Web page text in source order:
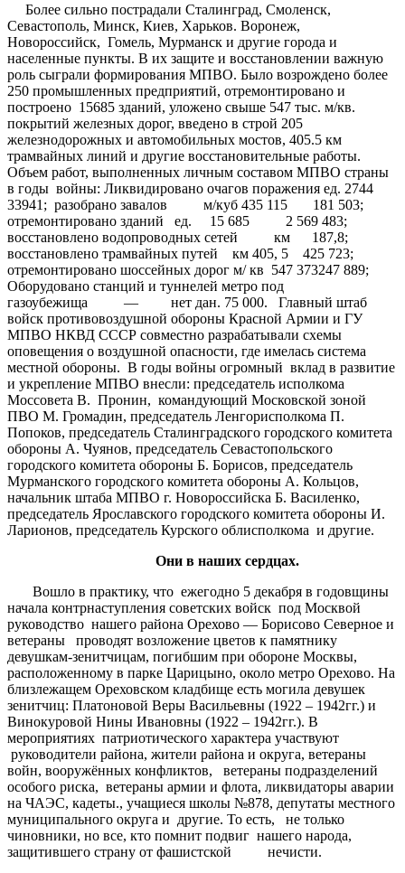
Более сильно пострадали Сталинград, Смоленск,
Севастополь, Минск, Киев, Харьков. Воронеж,
Новороссийск, Гомель, Мурманск и другие города и
населенные пункты. В их защите и восстановлении важную
роль сыграли формирования МПВО. Было возрождено более
250 промышленных предприятий, отремонтировано и
построено 15685 зданий, уложено свыше 547 тыс. м/кв.
покрытий железных дорог, введено в строй 205
железнодорожных и автомобильных мостов, 405.5 км
трамвайных линий и другие восстановительные работы.
Объем работ, выполненных личным составом МПВО страны
в годы войны: Ликвидировано очагов поражения ед. 2744
33941; разобрано завалов м/куб 435 115 181 503;
отремонтировано зданий ед. 15 685 2 569 483;
восстановлено водопроводных сетей км 187,8;
восстановлено трамвайных путей км 405, 5 425 723;
отремонтировано шоссейных дорог м/ кв 547 373247 889;
Оборудовано станций и туннелей метро под
газоубежища — нет дан. 75 000. Главный штаб
войск противовоздушной обороны Красной Армии и ГУ
МПВО НКВД СССР совместно разрабатывали схемы
оповещения о воздушной опасности, где имелась система
местной обороны. В годы войны огромный вклад в развитие
и укрепление МПВО внесли: председатель исполкома
Моссовета В. Пронин, командующий Московской зоной
ПВО М. Громадин, председатель Ленгорисполкома П.
Попоков, председатель Сталинградского городского комитета
обороны А. Чуянов, председатель Севастопольского
городского комитета обороны Б. Борисов, председатель
Мурманского городского комитета обороны А. Кольцов,
начальник штаба МПВО г. Новороссийска Б. Василенко,
председатель Ярославского городского комитета обороны И.
Ларионов, председатель Курского облисполкома и другие.
Они в наших сердцах.
Вошло в практику, что ежегодно 5 декабря в годовщины
начала контрнаступления советских войск под Москвой
руководство нашего района Орехово — Борисово Северное и
ветераны проводят возложение цветов к памятнику
девушкам-зенитчицам, погибшим при обороне Москвы,
расположенному в парке Царицыно, около метро Орехово. На
близлежащем Ореховском кладбище есть могила девушек
зенитчиц: Платоновой Веры Васильевны (1922 – 1942гг.) и
Винокуровой Нины Ивановны (1922 – 1942гг.). В
мероприятиях патриотического характера участвуют
руководители района, жители района и округа, ветераны
войн, вооружённых конфликтов, ветераны подразделений
особого риска, ветераны армии и флота, ликвидаторы аварии
на ЧАЭС, кадеты., учащиеся школы №878, депутаты местного
муниципального округа и другие. То есть, не только
чиновники, но все, кто помнит подвиг нашего народа,
защитившего страну от фашистской нечисти.